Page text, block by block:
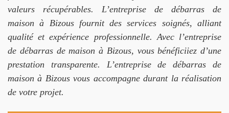
valeurs récupérables. L’entreprise de débarras de
maison à Bizous fournit des services soignés, alliant
qualité et expérience professionnelle. Avec l’entreprise
de débarras de maison à Bizous, vous bénéficiiez d’une
prestation transparente. L’entreprise de débarras de
maison à Bizous vous accompagne durant la réalisation
de votre projet.